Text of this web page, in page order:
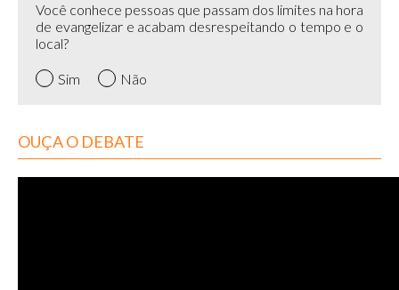
Você conhece pessoas que passam dos limites na hora
de evangelizar e acabam desrespeitando o tempo e o
local?
Sim Não
OUÇA O DEBATE